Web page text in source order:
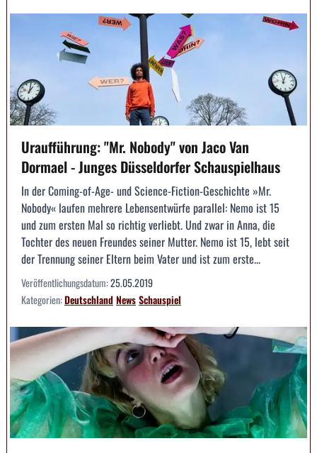
Uraufführung: "Mr. Nobody" von Jaco Van
Dormael - Junges Düsseldorfer Schauspielhaus
In der Coming-of-Age- und Science-Fiction-Geschichte »Mr.
Nobody« laufen mehrere Lebensentwürfe parallel: Nemo ist 15
und zum ersten Mal so richtig verliebt. Und zwar in Anna, die
Tochter des neuen Freundes seiner Mutter. Nemo ist 15, lebt seit
der Trennung seiner Eltern beim Vater und ist zum erste...
Veröffentlichungsdatum:25.05.2019
Kategorien:DeutschlandNewsSchauspiel